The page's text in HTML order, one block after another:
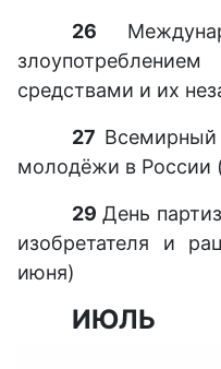
26
средствами и их
27 Всемирный
молодёжи в России
29 День
изобретателя и
июня)
ИЮЛЬ